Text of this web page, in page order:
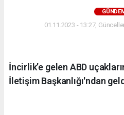
01.11.2023 - 13:27,
İncirlik’e gelen ABD
İletişim Başkanlığı'ndan